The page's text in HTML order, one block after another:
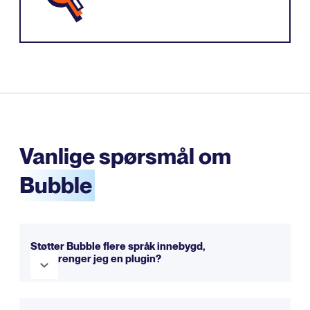
Vanlige spørsmål om
Bubble
Støtter Bubble flere språk innebygd,
eller trenger jeg en plugin?